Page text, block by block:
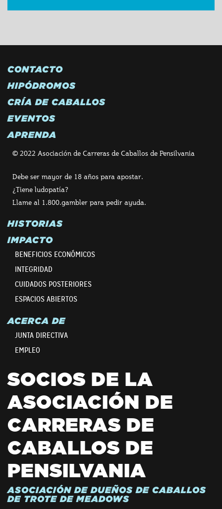
CONTACTO
HIPÓDROMOS
CRÍA DE CABALLOS
EVENTOS
APRENDA
© 2022 Asociación de Carreras de Caballos de Pensilvania
Debe ser mayor de 18 años para apostar.
¿Tiene ludopatía?
Llame al 1.800.gambler para pedir ayuda.
HISTORIAS
IMPACTO
BENEFICIOS ECONÓMICOS
INTEGRIDAD
CUIDADOS POSTERIORES
ESPACIOS ABIERTOS
ACERCA DE
JUNTA DIRECTIVA
EMPLEO
SOCIOS DE LA
ASOCIACIÓN DE
CARRERAS DE
CABALLOS DE
PENSILVANIA
ASOCIACIÓN DE DUEÑOS DE CABALLOS
DE TROTE DE MEADOWS